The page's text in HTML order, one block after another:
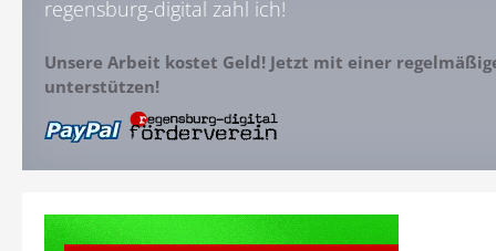
regensburg-digital zahl ich!
Unsere Arbeit kostet Geld! Jetzt mit einer
unterstützen!